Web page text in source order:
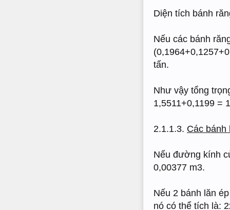
Diện tích bánh
Nếu các bánh
tấn.
Như vậy tổng
1,5511+0,1199 =
2.1.1.3. Các bánh
Nếu đường kính
0,00377 m3.
Nếu 2 bánh lăn
nó có thể tích là: